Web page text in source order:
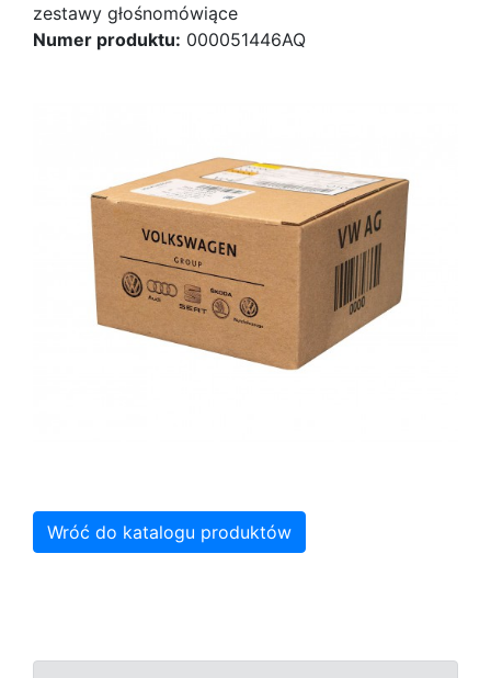
zestawy głośnomówiące
Numer produktu: 000051446AQ
Wróć do katalogu produktów